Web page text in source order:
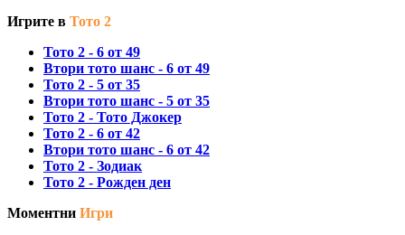
Игрите в Тото 2
Тото 2 - 6 от 49
Втори тото шанс - 6 от 49
Тото 2 - 5 от 35
Втори тото шанс - 5 от 35
Тото 2 - Тото Джокер
Тото 2 - 6 от 42
Втори тото шанс - 6 от 42
Тото 2 - Зодиак
Тото 2 - Рожден ден
Моментни Игри